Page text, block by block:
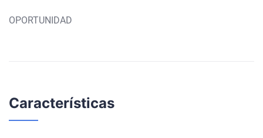
OPORTUNIDAD
Características